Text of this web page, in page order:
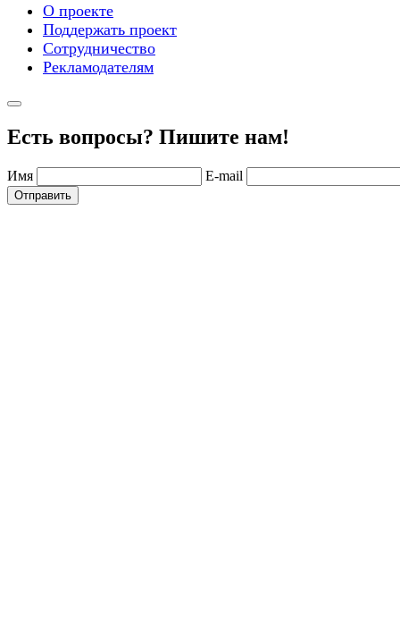
О проекте
Поддержать проект
Сотрудничество
Рекламодателям
Есть вопросы? Пишите нам!
Имя E-mail